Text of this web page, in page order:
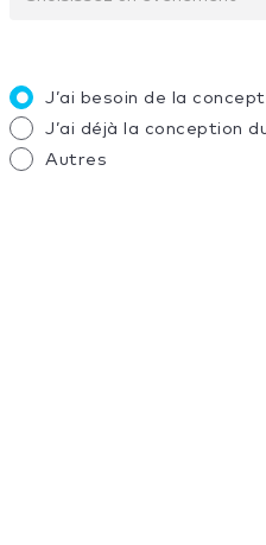
J’ai besoin de la
J’ai déjà la conception
Autres